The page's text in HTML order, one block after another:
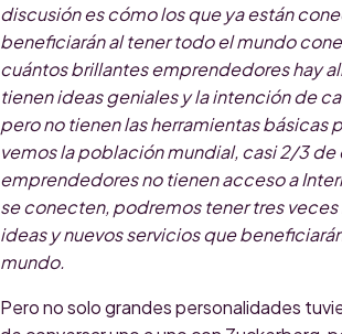
discusión es cómo los que ya están
beneficiarán al tener todo el mundo
cuántos brillantes emprendedores hay
tienen ideas geniales y la intención de
pero no tienen las herramientas básicas
vemos la población mundial, casi 2/3 de
emprendedores no tienen acceso a
se conecten, podremos tener tres
ideas y nuevos servicios que
mundo.
Pero no solo grandes personalidades